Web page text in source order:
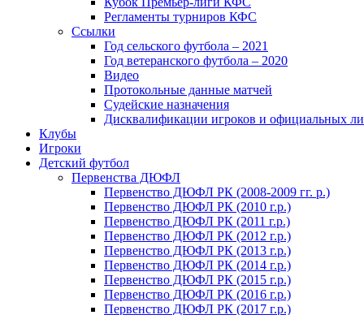
Регламенты турниров КФС
Ссылки
Год сельского футбола – 2021
Год ветеранского футбола – 2020
Видео
Протокольные данные матчей
Судейские назначения
Дисквалификации игроков и официальных
Клубы
Игроки
Детский футбол
Первенства ДЮФЛ
Первенство ДЮФЛ РК (2008-2009 гг. р.)
Первенство ДЮФЛ РК (2010 г.р.)
Первенство ДЮФЛ РК (2011 г.р.)
Первенство ДЮФЛ РК (2012 г.р.)
Первенство ДЮФЛ РК (2013 г.р.)
Первенство ДЮФЛ РК (2014 г.р.)
Первенство ДЮФЛ РК (2015 г.р.)
Первенство ДЮФЛ РК (2016 г.р.)
Первенство ДЮФЛ РК (2017 г.р.)